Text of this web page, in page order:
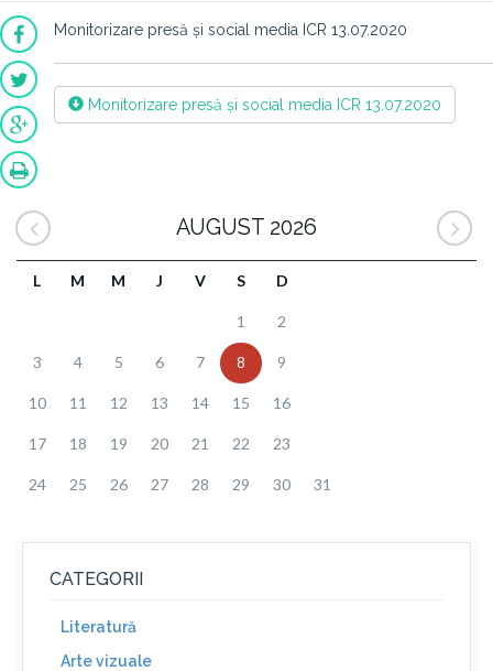
Monitorizare presă și social media ICR 13.07.2020
Monitorizare presă și social media ICR 13.07.2020
AUGUST 2026
L M M J V S D
1 2
3 4 5 6 7 8 9
10 11 12 13 14 15 16
17 18 19 20 21 22 23
24 25 26 27 28 29 30 31
CATEGORII
Literatură
Arte vizuale